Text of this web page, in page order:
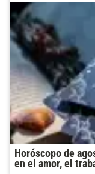
Horóscopo de
en el amor, el